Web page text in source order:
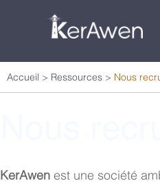
Accueil > Ressources > Nous
KerAwen est une société